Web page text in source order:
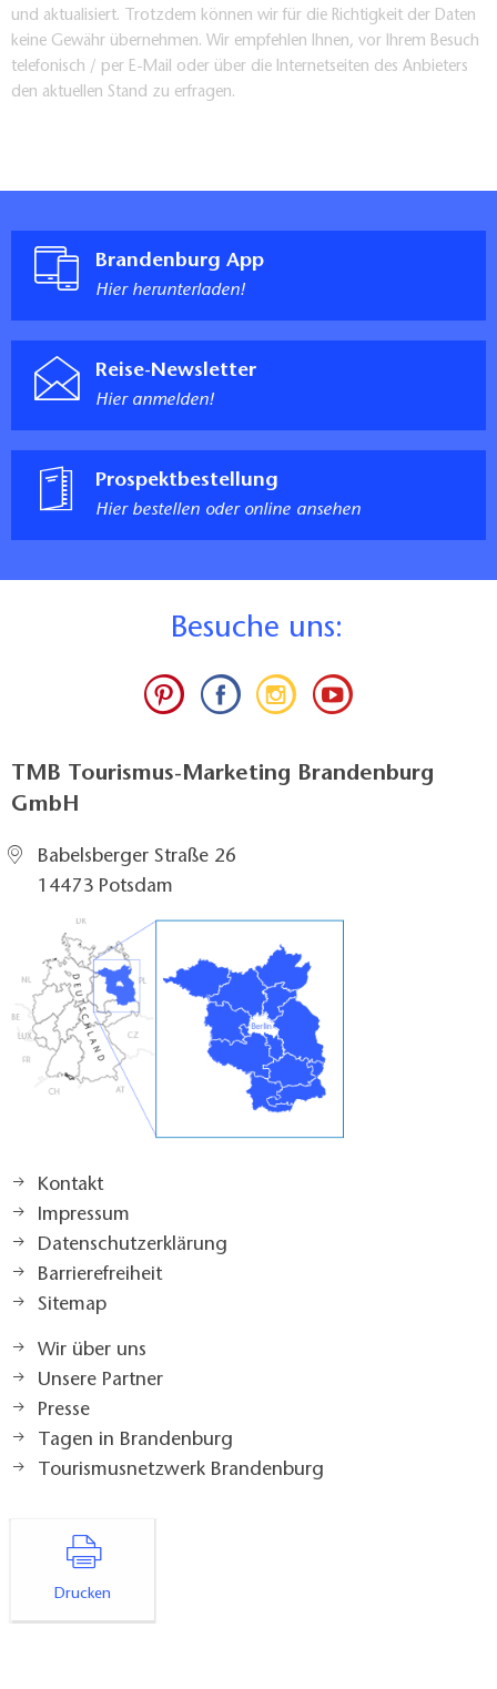
und aktualisiert. Trotzdem können wir für die Richtigkeit der Daten
keine Gewähr übernehmen. Wir empfehlen Ihnen, vor Ihrem Besuch
telefonisch / per E-Mail oder über die Internetseiten des Anbieters
den aktuellen Stand zu erfragen.
Brandenburg App
Hier herunterladen!
Reise-Newsletter
Hier anmelden!
Prospektbestellung
Hier bestellen oder online ansehen
Besuche uns:
TMB Tourismus-Marketing Brandenburg
GmbH
Babelsberger Straße 26
14473 Potsdam
Kontakt
Impressum
Datenschutzerklärung
Barrierefreiheit
Sitemap
Wir über uns
Unsere Partner
Presse
Tagen in Brandenburg
Tourismusnetzwerk Brandenburg
Drucken